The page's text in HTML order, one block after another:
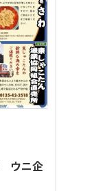
ウニ企